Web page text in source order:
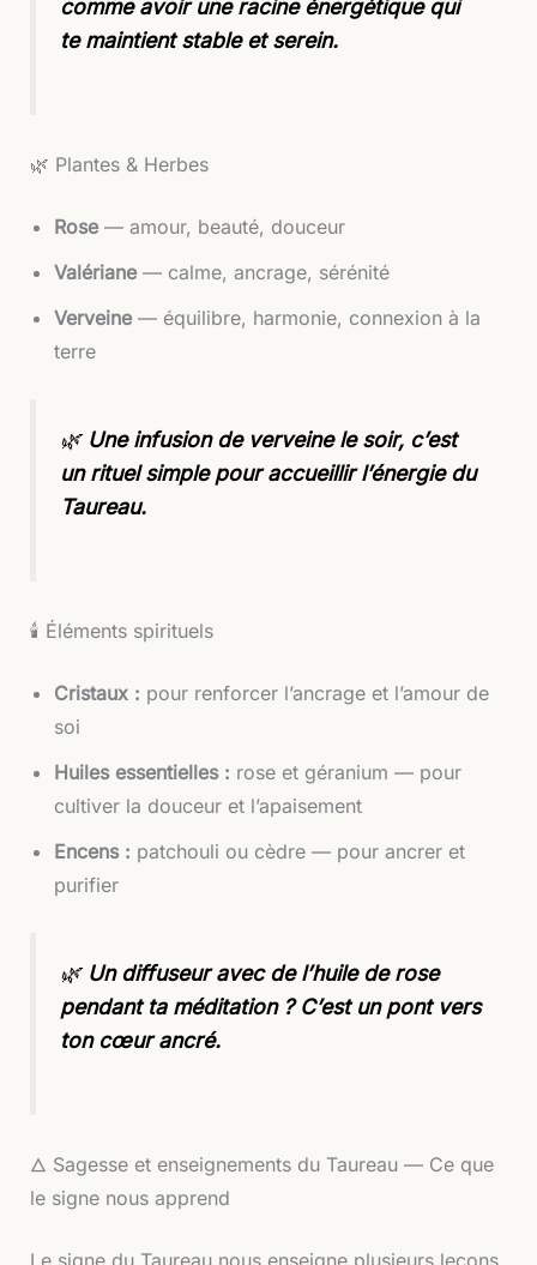
comme avoir une racine énergétique qui
te maintient stable et serein.
🌿 Plantes & Herbes
Rose— amour, beauté, douceur
Valériane— calme, ancrage, sérénité
Verveine— équilibre, harmonie, connexion à la
terre
🌿 Une infusion de verveine le soir, c’est
un rituel simple pour accueillir l’énergie du
Taureau.
🕯️ Éléments spirituels
Cristaux : pour renforcer l’ancrage et l’amour de
soi
Huiles essentielles : rose et géranium — pour
cultiver la douceur et l’apaisement
Encens : patchouli ou cèdre — pour ancrer et
purifier
🌿 Un diffuseur avec de l’huile de rose
pendant ta méditation ? C’est un pont vers
ton cœur ancré.
🜂 Sagesse et enseignements du Taureau — Ce que
le signe nous apprend
Le signe du Taureau nous enseigne plusieurs leçons